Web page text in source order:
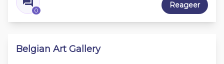
0
Reageer
Belgian Art Gallery